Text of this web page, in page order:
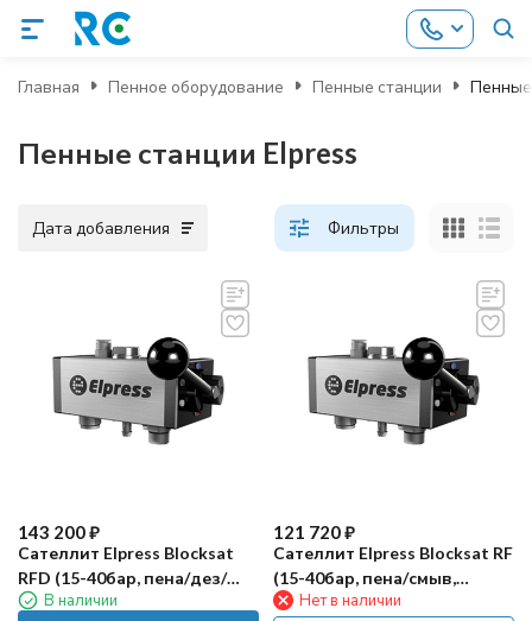
Главная Пенное оборудование Пенные станции Пенные
Пенные станции Elpress
Дата добавления Фильтры
143 200₽
Сателлит Elpress Blocksat
RFD (15-40бар, пена/дез/
смыв, сж.возд)
В наличии
121 720₽
Сателлит Elpress Blocksat RF
(15-40бар, пена/смыв,
сж.возд)
Нет в наличии